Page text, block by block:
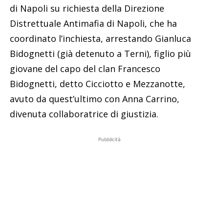
di Napoli su richiesta della Direzione
Distrettuale Antimafia di Napoli, che ha
coordinato l’inchiesta, arrestando Gianluca
Bidognetti (già detenuto a Terni), figlio più
giovane del capo del clan Francesco
Bidognetti, detto Cicciotto e Mezzanotte,
avuto da quest’ultimo con Anna Carrino,
divenuta collaboratrice di giustizia.
Pubblicità